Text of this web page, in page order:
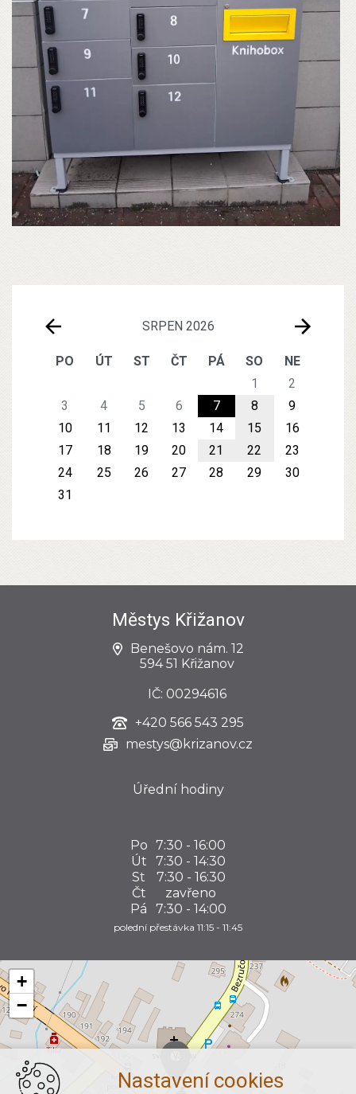
SRPEN 2026
PO ÚT ST ČT PÁ SO
NE
1
2
3
4 5 6 7 8
9
10
11 12 13 14 15
16
17
18 19 20 21 22
23
24
25 26 27 28 29
30
31
Městys Křižanov
Benešovo nám. 12
594 51 Křižanov
IČ: 00294616
+420 566 543 295
mestys@krizanov.cz
Úřední hodiny
Po 7:30 - 16:00
Út
7:30 - 14:30
St
7:30 - 16:30
Čt
zavřeno
Pá
7:30 - 14:00
polední přestávka 11:15 - 11:45
+
−
Nastavení cookies